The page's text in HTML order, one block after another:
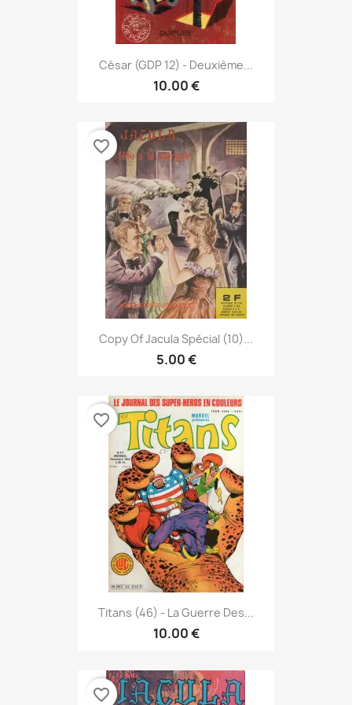
César (GDP 12) - Deuxième...
10.00 €
Copy Of Jacula Spécial (10)...
5.00 €
favorite_border
Titans (46) - La Guerre Des...
10.00 €
favorite_border
favorite_border